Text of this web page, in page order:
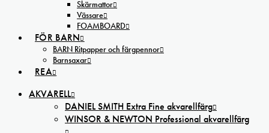
Skärmattor
Vässare
FOAMBOARD
FÖR BARN
BARN Ritpapper och färgpennor
Barnsaxar
REA
AKVARELL
DANIEL SMITH Extra Fine akvarellfärg
WINSOR & NEWTON Professional akvarellfärg